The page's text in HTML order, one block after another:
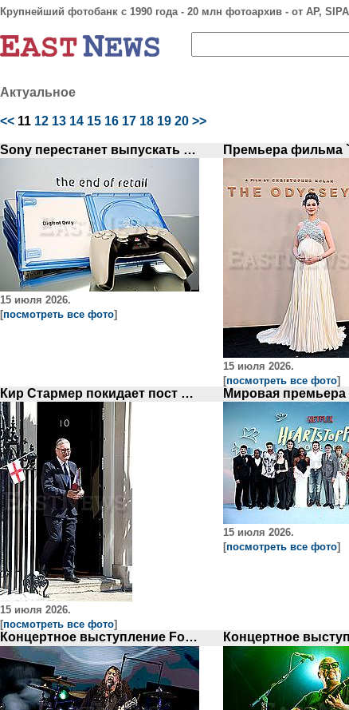
Крупнейший фотобанк с 1990 года - 20 млн фотоархив - от AP,
Актуальное
<< 11 12 13 14 15 16 17 18 19 20 >>
Sony перестанет выпускать игры для PlayStation на дисках с января 2028
15 июля 2026.
[посмотреть все фото]
15 июля 2026.
[посмотреть все фото]
Кир Стармер покидает пост премьер-министра Великобритании
15 июля 2026.
[посмотреть все фото]
15 июля 2026.
[посмотреть все фото]
Концертное выступление Foo Fighters